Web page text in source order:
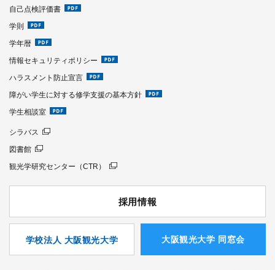
自己点検評価書
学則
学年暦
情報セキュリティポリシー
ハラスメント防止宣言
障がい学生に対する修学支援の基本方針
学生相談室
シラバス
図書館
観光学研究センター（CTR）
採用情報
学校法人 大阪観光大学 ⼤阪観光⼤学 同窓会